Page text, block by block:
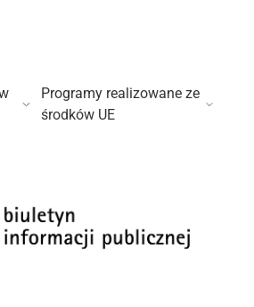
Programy realizowane ze
środków UE